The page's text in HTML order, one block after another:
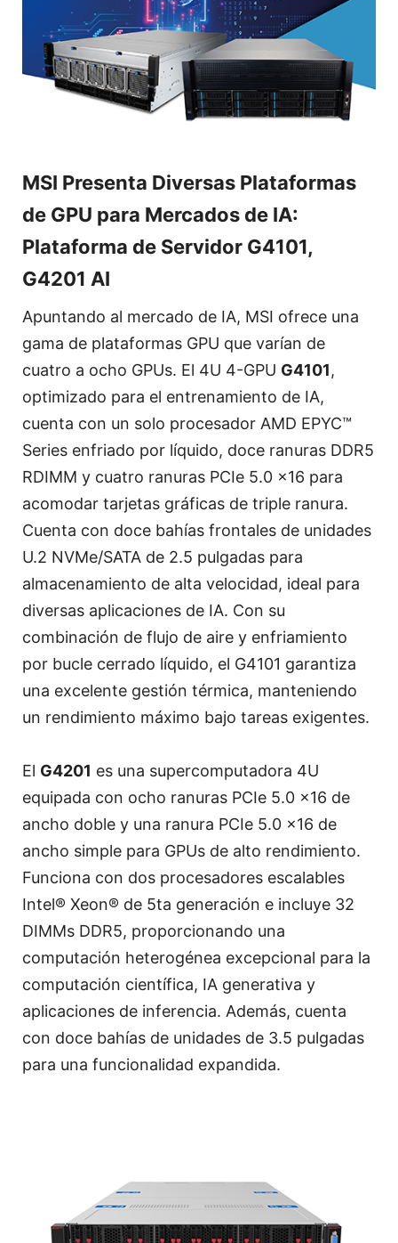
MSI Presenta Diversas Plataformas
de GPU para Mercados de IA:
Plataforma de Servidor G4101,
G4201 AI
Apuntando al mercado de IA, MSI ofrece una
gama de plataformas GPU que varían de
cuatro a ocho GPUs. El 4U 4-GPU G4101,
optimizado para el entrenamiento de IA,
cuenta con un solo procesador AMD EPYC™
Series enfriado por líquido, doce ranuras DDR5
RDIMM y cuatro ranuras PCIe 5.0 x16 para
acomodar tarjetas gráficas de triple ranura.
Cuenta con doce bahías frontales de unidades
U.2 NVMe/SATA de 2.5 pulgadas para
almacenamiento de alta velocidad, ideal para
diversas aplicaciones de IA. Con su
combinación de flujo de aire y enfriamiento
por bucle cerrado líquido, el G4101 garantiza
una excelente gestión térmica, manteniendo
un rendimiento máximo bajo tareas exigentes.
El G4201 es una supercomputadora 4U
equipada con ocho ranuras PCIe 5.0 x16 de
ancho doble y una ranura PCIe 5.0 x16 de
ancho simple para GPUs de alto rendimiento.
Funciona con dos procesadores escalables
Intel® Xeon® de 5ta generación e incluye 32
DIMMs DDR5, proporcionando una
computación heterogénea excepcional para la
computación científica, IA generativa y
aplicaciones de inferencia. Además, cuenta
con doce bahías de unidades de 3.5 pulgadas
para una funcionalidad expandida.